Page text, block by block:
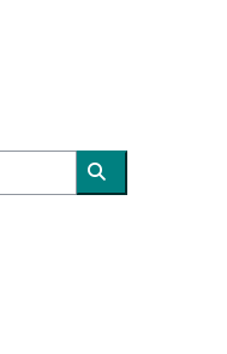
Buscar cursos